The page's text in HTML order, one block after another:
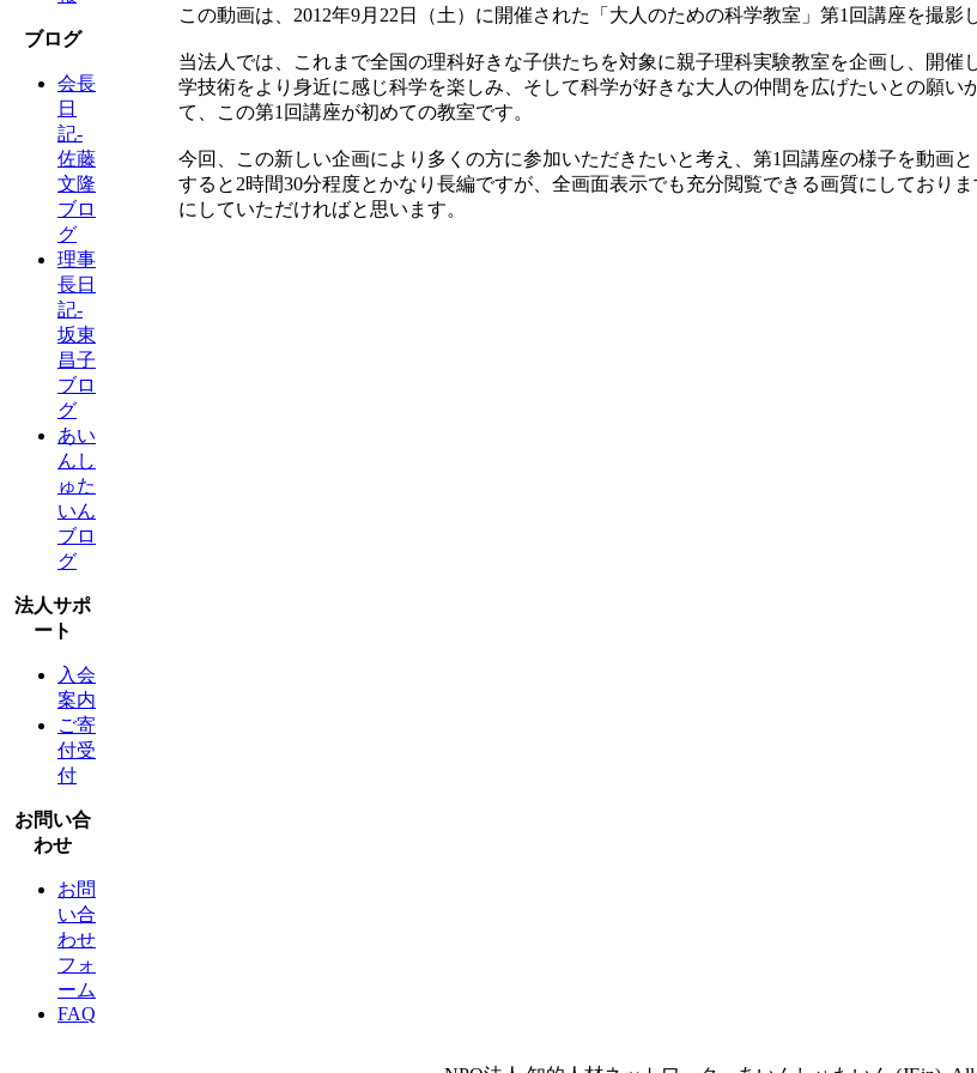
ブログ
会長
日
記-
佐藤
文隆
ブロ
グ
理事
長日
記-
坂東
昌子
ブロ
グ
あい
んし
ゅた
いん
ブロ
グ
法人サポ
ート
入会
案内
ご寄
付受
付
お問い合
わせ
お問
い合
わせ
フォ
ーム
FAQ
この動画は、2012年9月22日（土）に開催された「大人のための科学教室」第1回講座を撮影
当法人では、これまで全国の理科好きな子供たちを対象に親子理科実験教室を企画し、開
学技術をより身近に感じ科学を楽しみ、そして科学が好きな大人の仲間を広げたいとの願
て、この第1回講座が初めての教室です。
今回、この新しい企画により多くの方に参加いただきたいと考え、第1回講座の様子を動画
すると2時間30分程度とかなり長編ですが、全画面表示でも充分閲覧できる画質にしており
にしていただければと思います。